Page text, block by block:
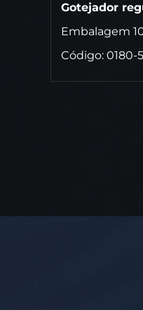
Gotejador
Embalagem
Código: 0180-5